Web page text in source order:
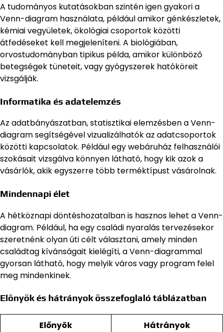
A tudományos kutatásokban szintén igen gyakori a
Venn-diagram használata, például amikor génkészletek,
kémiai vegyületek, ökológiai csoportok közötti
átfedéseket kell megjeleníteni. A biológiában,
orvostudományban tipikus példa, amikor különböző
betegségek tüneteit, vagy gyógyszerek hatóköreit
vizsgálják.
Informatika és adatelemzés
Az adatbányászatban, statisztikai elemzésben a Venn-
diagram segítségével vizualizálhatók az adatcsoportok
közötti kapcsolatok. Például egy webáruház felhasználói
szokásait vizsgálva könnyen látható, hogy kik azok a
vásárlók, akik egyszerre több terméktípust vásárolnak.
Mindennapi élet
A hétköznapi döntéshozatalban is hasznos lehet a Venn-
diagram. Például, ha egy családi nyaralás tervezésekor
szeretnénk olyan úti célt választani, amely minden
családtag kívánságait kielégíti, a Venn-diagrammal
gyorsan látható, hogy melyik város vagy program felel
meg mindenkinek.
Előnyök és hátrányok összefoglaló táblázatban
Előnyök Hátrányok